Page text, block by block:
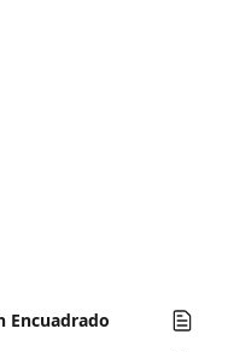
Encuadrado